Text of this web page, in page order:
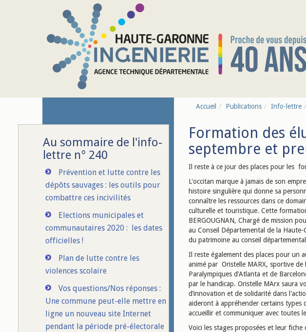
Au sommaire de l'info-
lettre n° 240
Prévention et lutte contre les
dépôts sauvages : les outils pour
combattre ces incivilités
Elections municipales et
communautaires 2020 : les dates
officielles !
Plan de lutte contre les
violences scolaire
Vos questions/Nos réponses :
Une commune peut-elle mettre en
ligne un nouveau site Internet
pendant la période pré-électorale
Accueil Publications Info-lettre
Formation des
septembre et
Il reste à ce jour des places pour les
L'occitan marque à jamais de son
histoire singulière qui donne sa
connaître les ressources dans ce
culturelle et touristique. Cette
BERGOUGNAN, Chargé de mission
au Conseil Départemental de la
du patrimoine au conseil
Il reste également des places pour un
animé par Oristelle MARX, sportive
Paralympiques d’Atlanta et de
par le handicap. Oristelle MArx saura
d’innovation et de solidarité dans
aideront à appréhender certains types
accueillir et communiquer avec toutes
Voici les stages proposées et leur